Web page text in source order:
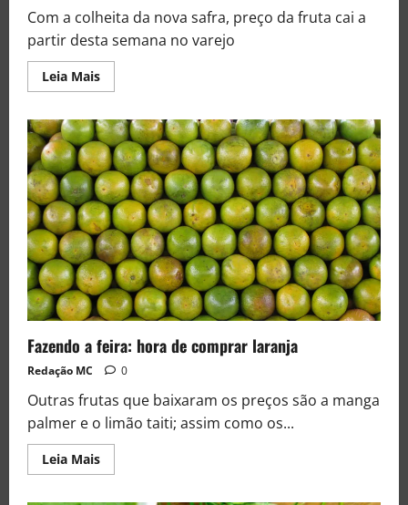
Com a colheita da nova safra, preço da fruta cai a
partir desta semana no varejo
Leia Mais
Fazendo a feira: hora de comprar laranja
Redação MC 0
Outras frutas que baixaram os preços são a manga
palmer e o limão taiti; assim como os...
Leia Mais